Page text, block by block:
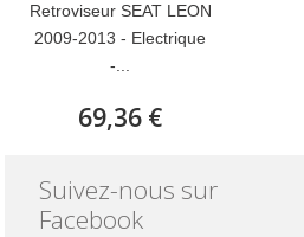
Retroviseur SEAT LEON
2009-2013 - Electrique
-...
69,36 €
Suivez-nous sur
Facebook